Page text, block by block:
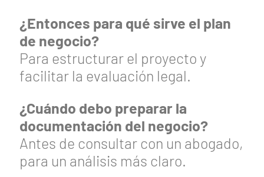
¿Entonces para qué sirve el plan
de negocio?
Para estructurar el proyecto y
facilitar la evaluación legal.
¿Cuándo debo preparar la
documentación del negocio?
Antes de consultar con un abogado,
para un análisis más claro.